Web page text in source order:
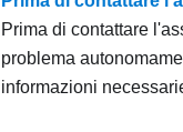
Prima di contattare
problema
informazioni